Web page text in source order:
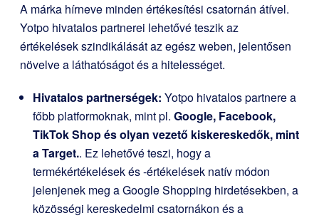
A márka hírneve minden értékesítési csatornán átível.
Yotpo hivatalos partnerei lehetővé teszik az
értékelések szindikálását az egész weben, jelentősen
növelve a láthatóságot és a hitelességet.
Hivatalos partnerségek: Yotpo hivatalos partnere a
főbb platformoknak, mint pl. Google, Facebook,
TikTok Shop és olyan vezető kiskereskedők, mint
a Target.. Ez lehetővé teszi, hogy a
termékértékelések és -értékelések natív módon
jelenjenek meg a Google Shopping hirdetésekben, a
közösségi kereskedelmi csatornákon és a